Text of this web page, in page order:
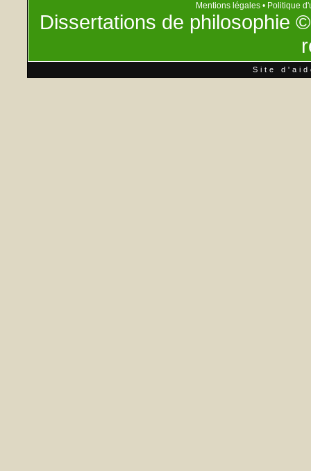
Mentions légales • Politique
Dissertations de philosophie
Site